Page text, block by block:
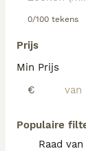
0/100 tekens
Prijs
Min Prijs
€
Populaire
Raad